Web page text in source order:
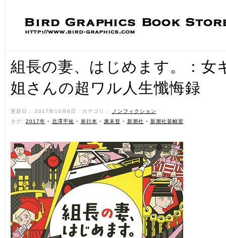
組長の妻、はじめます。：女
姐さんの超ワル人生懺悔録
更新日： 2017年10月6日 ˑ カテゴリ： ノンフィクション
ˑ
タグ: 2017年 • 北澤平祐 • 単行本 • 廣末登 • 新潮社 • 新潮社装幀室